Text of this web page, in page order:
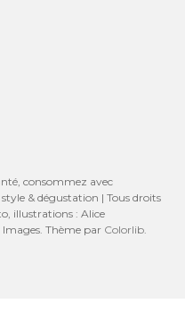
consommez avec
& dégustation | Tous droits
illustrations : Alice
Images. Thème par Colorlib